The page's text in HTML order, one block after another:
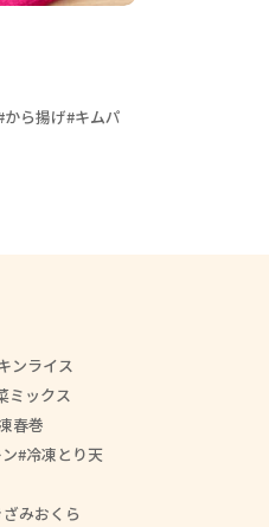
から揚げ キムパ
ンライス
ミックス
春巻
冷凍とり天
みおくら